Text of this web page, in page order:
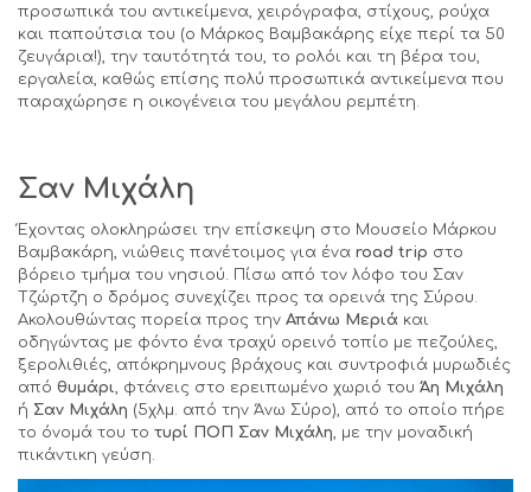
προσωπικά του αντικείμενα, χειρόγραφα, στίχους, ρούχα
και παπούτσια του (ο Μάρκος Βαμβακάρης είχε περί τα 50
ζευγάρια!), την ταυτότητά του, το ρολόι και τη βέρα του,
εργαλεία, καθώς επίσης πολύ προσωπικά αντικείμενα που
παραχώρησε η οικογένεια του μεγάλου ρεμπέτη.
Σαν Μιχάλη
Έχοντας ολοκληρώσει την επίσκεψη στο Μουσείο Μάρκου
Βαμβακάρη, νιώθεις πανέτοιμος για ένα road trip στο
βόρειο τμήμα του νησιού. Πίσω από τον λόφο του Σαν
Τζώρτζη ο δρόμος συνεχίζει προς τα ορεινά της Σύρου.
Ακολουθώντας πορεία προς την Απάνω Μεριά και
οδηγώντας με φόντο ένα τραχύ ορεινό τοπίο με πεζούλες,
ξερολιθιές, απόκρημνους βράχους και συντροφιά μυρωδιές
από θυμάρι, φτάνεις στο ερειπωμένο χωριό του Άη Μιχάλη
ή Σαν Μιχάλη (5χλμ. από την Άνω Σύρο), από το οποίο πήρε
το όνομά του το τυρί ΠΟΠ Σαν Μιχάλη, με την μοναδική
πικάντικη γεύση.